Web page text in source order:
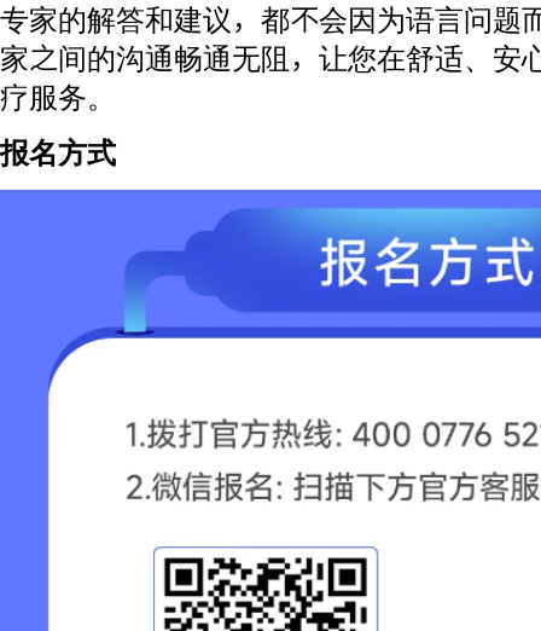
专家的解答和建议，都不会因为语言问题
家之间的沟通畅通无阻，让您在舒适、安
疗服务。
报名方式